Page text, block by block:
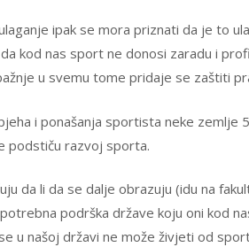
ipak se mora priznati da je to
kod nas sport ne donosi zaradu i
u svemu tome pridaje se zaštiti
i ponašanja sportista neke zemlje
podstiču razvoj sporta.
da li da se dalje obrazuju (idu na
podrška države koju oni kod
našoj državi ne može živjeti od